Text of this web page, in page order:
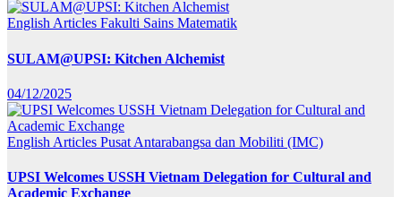
English Articles Fakulti Sains Matematik
SULAM@UPSI: Kitchen Alchemist
04/12/2025
English Articles Pusat Antarabangsa dan Mobiliti (IMC)
UPSI Welcomes USSH Vietnam Delegation for Cultural and
Academic Exchange